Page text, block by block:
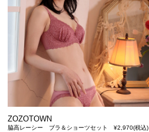
ZOZOTOWN
脇高レーシー ブラ＆ショーツセット ¥2,970(税込)